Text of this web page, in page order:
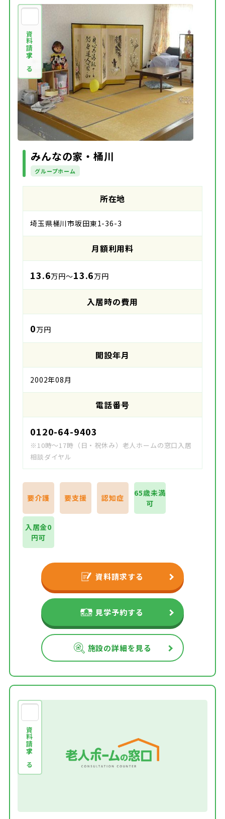
資料請求する
みんなの家・桶川
グループホーム
所在地
埼玉県桶川市坂田東1-36-3
月額利用料
13.6万円～13.6万円
入居時の費用
0万円
開設年月
2002年08月
電話番号
0120-64-9403
※10時～17時（日・祝休み）老人ホームの窓口入居
相談ダイヤル
要介護 要支援 認知症
65歳未満
可
入居金0
円可
資料請求する
見学予約する
施設の詳細を見る
資料請求する